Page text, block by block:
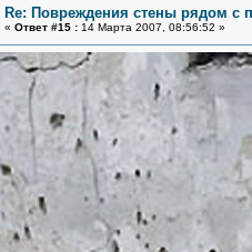
Re: Повреждения стены рядом с
« Ответ #15 : 14 Марта 2007, 08:56:52 »